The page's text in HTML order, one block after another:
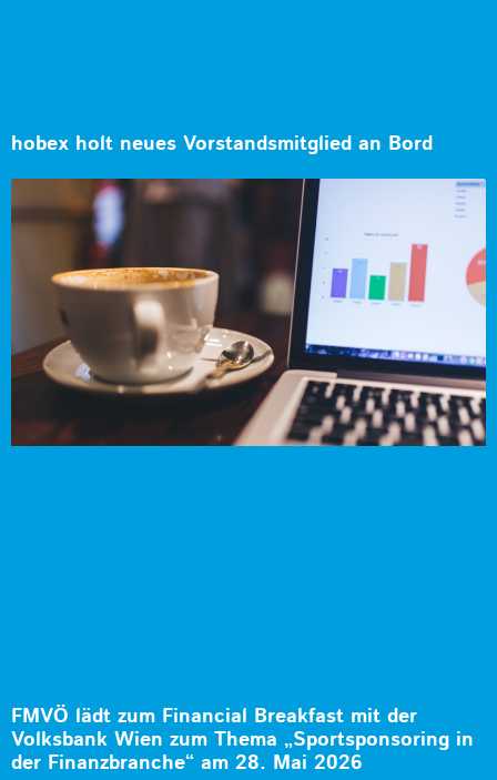
hobex holt neues Vorstandsmitglied an Bord
FMVÖ lädt zum Financial Breakfast mit der
Volksbank Wien zum Thema „Sportsponsoring in
der Finanzbranche“ am 28. Mai 2026